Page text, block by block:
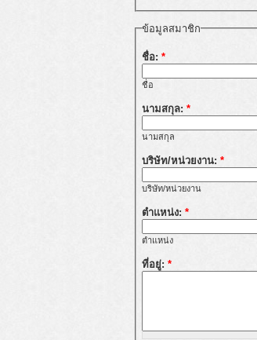
ข้อมูลสมาชิก
ชื่อ: *
ชื่อ
นามสกุล: *
นามสกุล
บริษัท/หน่วยงาน: *
บริษัท/หน่วยงาน
ตำแหน่ง: *
ตำแหน่ง
ที่อยู่: *